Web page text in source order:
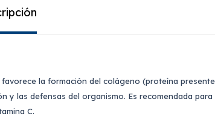
la formación del colágeno (proteína presente
y las defensas del organismo. Es recomendada para
C.